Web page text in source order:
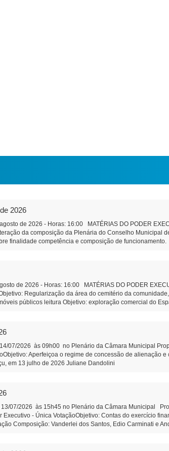
2026
agosto de 2026 - Horas: 16:00 MATÉRIAS DO PODER
da composição da Plenária do Conselho Municipal
finalidade competência e composição de
de Pessoal Objetivo: Efetividade à ao do art. 39 da
de pessoas jurídicas de direito privado, sem fins
DA CÂMARA MUNICIPAL Projeto de Lei 592/2026
do cargo Aux.de Serviços gerais - aguarda 2ª
Indicação 83/2026: Agilidade na prestação de serviços,
de 2026 - Horas: 16:00 MATÉRIAS DO PODER
Regularização da área do cemitério da
públicos leitura Objetivo: exploração comercial do
Projeto de Lei 589/2026 - Altera Lei 1.826/2006 do
de Educação Projeto de Lei 590/2026 - Institui o
PROPOSIÇÕES DA CÂMARA MUNICIPAL
da Lei Orgânica do Município de São Miguel do Iguaçu,
Municipal Objetivo: Corrigir uma defasagem
82/2026 - Faixa de estacionamento na rua coberta
do Iguaçu-PR, em 31 de julho de 2026
14/07/2026 às 09h00 no Plenário da Câmara Municipal
Aperfeiçoa o regime de concessão de alienação
do Iguaçu, em 13 julho de 2026 Juliane
13/07/2026 às 15h45 no Plenário da Câmara Municipal
- Única VotaçãoObjetivo: Contas do exercício
Composição: Vanderlei dos Santos, Edio Carminati e